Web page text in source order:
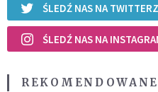
ŚLEDŹ NAS NA
ŚLEDŹ NAS NA